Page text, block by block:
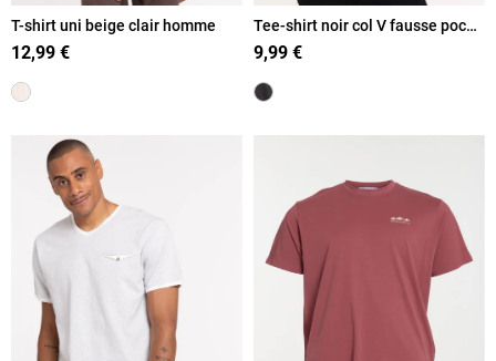
T-shirt uni beige clair homme
12,99 €
Tee-shirt noir col V fausse poche
homme
9,99 €